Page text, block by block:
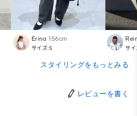
Erina 156cm
サイズ:S サ
スタイリングをもっとみる
レビューを書く